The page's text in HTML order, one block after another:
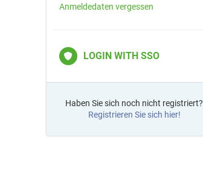
Anmeldedaten vergessen
LOGIN WITH SSO
Haben Sie sich noch nicht registriert?
Registrieren Sie sich hier!